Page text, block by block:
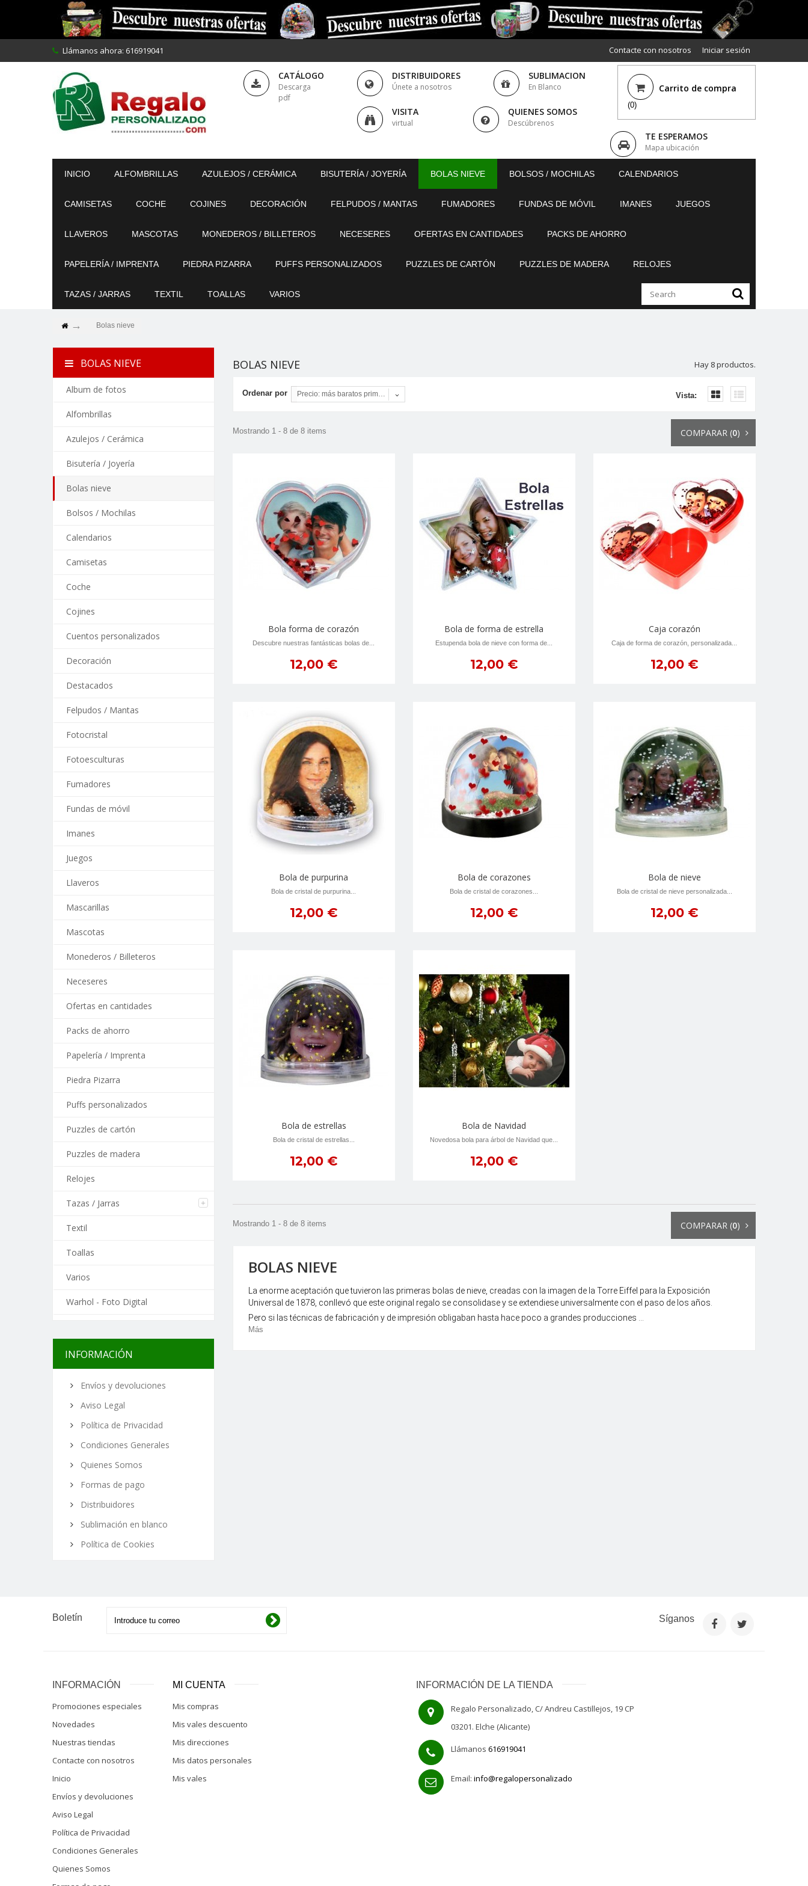
Iniciar sesión
Contacte con nosotros
Llámanos ahora: 616919041
Carrito de compra
(0)
CATÁLOGO
Descarga
pdf
DISTRIBUIDORES
Únete a nosotros
SUBLIMACION
En Blanco
VISITA
virtual
QUIENES SOMOS
Descúbrenos
TE ESPERAMOS
Mapa ubicación
INICIO ALFOMBRILLAS AZULEJOS / CERÁMICA BISUTERÍA / JOYERÍA BOLAS NIEVE BOLSOS / MOCHILAS CALENDARIOS
CAMISETAS COCHE COJINES DECORACIÓN FELPUDOS / MANTAS FUMADORES FUNDAS DE MÓVIL IMANES JUEGOS
LLAVEROS MASCOTAS MONEDEROS / BILLETEROS NECESERES OFERTAS EN CANTIDADES PACKS DE AHORRO
PAPELERÍA / IMPRENTA PIEDRA PIZARRA PUFFS PERSONALIZADOS PUZZLES DE CARTÓN PUZZLES DE MADERA RELOJES
TAZAS / JARRAS TEXTIL TOALLAS VARIOS
Bolas nieve
BOLAS NIEVE
Album de fotos
Alfombrillas
Azulejos / Cerámica
Bisutería / Joyería
Bolas nieve
Bolsos / Mochilas
Calendarios
Camisetas
Coche
Cojines
Cuentos personalizados
Decoración
Destacados
Felpudos / Mantas
Fotocristal
Fotoesculturas
Fumadores
Fundas de móvil
Imanes
Juegos
Llaveros
Mascarillas
Mascotas
Monederos / Billeteros
Neceseres
Ofertas en cantidades
Packs de ahorro
Papelería / Imprenta
Piedra Pizarra
Puffs personalizados
Puzzles de cartón
Puzzles de madera
Relojes
Tazas / Jarras
Textil
Toallas
Varios
Warhol - Foto Digital
INFORMACIÓN
Envíos y devoluciones
Aviso Legal
Política de Privacidad
Condiciones Generales
Quienes Somos
Formas de pago
Distribuidores
Sublimación en blanco
Política de Cookies
BOLAS NIEVE Hay 8 productos.
Vista:
Ordenar por Precio: más baratos primero
COMPARAR (0)
Mostrando 1 - 8 de 8 items
Bola forma de corazón
Descubre nuestras fantásticas bolas de...
12,00 €
Bola de forma de estrella
Estupenda bola de nieve con forma de...
12,00 €
Caja corazón
Caja de forma de corazón, personalizada...
12,00 €
Bola de purpurina
Bola de cristal de purpurina...
12,00 €
Bola de corazones
Bola de cristal de corazones...
12,00 €
Bola de nieve
Bola de cristal de nieve personalizada...
12,00 €
Bola de estrellas
Bola de cristal de estrellas...
12,00 €
Bola de Navidad
Novedosa bola para árbol de Navidad que...
12,00 €
COMPARAR (0)
Mostrando 1 - 8 de 8 items
BOLAS NIEVE
La enorme aceptación que tuvieron las primeras bolas de nieve, creadas con la imagen de la Torre Eiffel para la Exposición
Universal de 1878, conllevó que este original regalo se consolidase y se extendiese universalmente con el paso de los años.
Pero si las técnicas de fabricación y de impresión obligaban hasta hace poco a grandes producciones ...
Más
Boletín Síganos
INFORMACIÓN
Promociones especiales
Novedades
Nuestras tiendas
Contacte con nosotros
Inicio
Envíos y devoluciones
Aviso Legal
Política de Privacidad
Condiciones Generales
Quienes Somos
MI CUENTA
Mis compras
Mis vales descuento
Mis direcciones
Mis datos personales
Mis vales
INFORMACIÓN DE LA TIENDA
Regalo Personalizado, C/ Andreu Castillejos, 19 CP
03201. Elche (Alicante)
Llámanos 616919041
Email: info@regalopersonalizado